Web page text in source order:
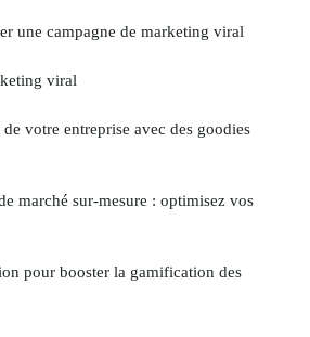
une campagne de marketing viral
viral
votre entreprise avec des goodies
marché sur-mesure : optimisez vos
pour booster la gamification des